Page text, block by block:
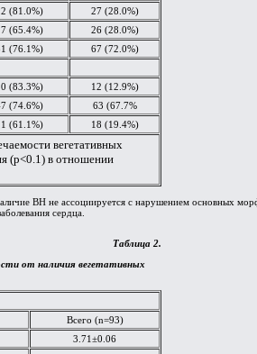
(81.0%) 27 (28.0%)
(65.4%)
26 (28.0%)
(76.1%)
67 (72.0%)
(83.3%)
12 (12.9%)
(74.6%)
63 (67.7%
(61.1%) 18 (19.4%)
вегетативных
(p<0.1) в отношении
ВН не ассоциируется с нарушением основных
сердца.
Таблица 2.
от наличия вегетативных
Всего (n=93)
3.71±0.06